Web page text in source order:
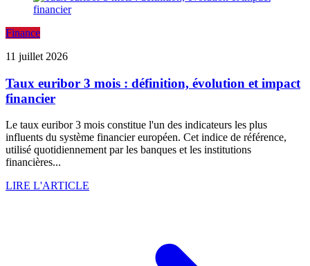
Finance
11 juillet 2026
Taux euribor 3 mois : définition, évolution et impact
financier
Le taux euribor 3 mois constitue l'un des indicateurs les plus
influents du système financier européen. Cet indice de référence,
utilisé quotidiennement par les banques et les institutions
financières...
LIRE L'ARTICLE